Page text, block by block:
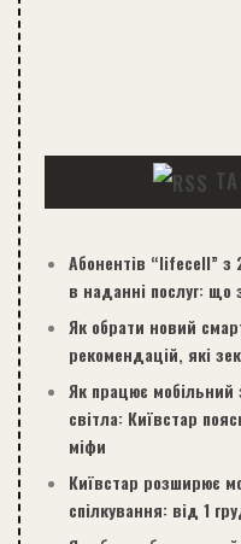
Абонентів “lifecell” з
в наданні послуг: що
Як обрати новий
рекомендацій, які
Як працює мобільний
світла: Київстар
міфи
Київстар розширює
спілкування: від 1